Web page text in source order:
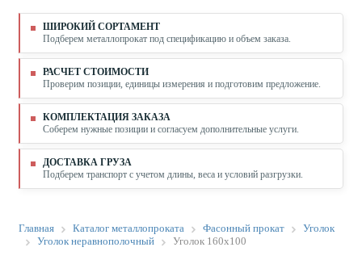
ШИРОКИЙ СОРТАМЕНТ
Подберем металлопрокат под спецификацию и объем заказа.
РАСЧЕТ СТОИМОСТИ
Проверим позиции, единицы измерения и подготовим предложение.
КОМПЛЕКТАЦИЯ ЗАКАЗА
Соберем нужные позиции и согласуем дополнительные услуги.
ДОСТАВКА ГРУЗА
Подберем транспорт с учетом длины, веса и условий разгрузки.
Главная Каталог металлопроката Фасонный прокат
Уголок
Уголок неравнополочный
Уголок 160х100